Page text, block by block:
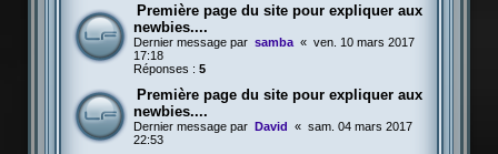
Première page du site pour expliquer aux
newbies....
Dernier message par samba « ven. 10 mars 2017
17:18
Réponses : 5
Première page du site pour expliquer aux
newbies....
Dernier message par David « sam. 04 mars 2017
22:53